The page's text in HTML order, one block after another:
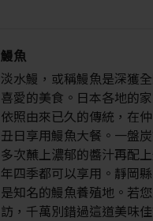
鰻魚
淡水鰻，或稱鰻魚是深獲
喜愛的美食。日本各地的
依照由來已久的傳統，在
丑日享用鰻魚大餐。一盤炭
多次蘸上濃郁的醬汁再配
年四季都可以享用。靜岡
是知名的鰻魚養殖地。若
訪，千萬別錯過這道美味佳